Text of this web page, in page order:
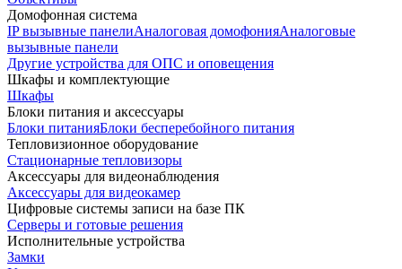
Домофонная система
IP вызывные панелиАналоговая домофонияАналоговые
вызывные панели
Другие устройства для ОПС и оповещения
Шкафы и комплектующие
Шкафы
Блоки питания и аксессуары
Блоки питанияБлоки бесперебойного питания
Тепловизионное оборудование
Стационарные тепловизоры
Аксессуары для видеонаблюдения
Аксессуары для видеокамер
Цифровые системы записи на базе ПК
Серверы и готовые решения
Исполнительные устройства
Замки